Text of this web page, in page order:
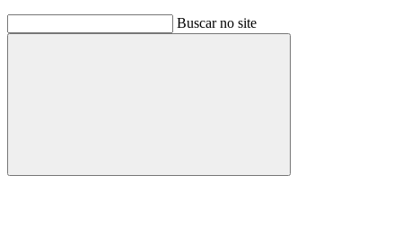
Buscar no site
Buscar